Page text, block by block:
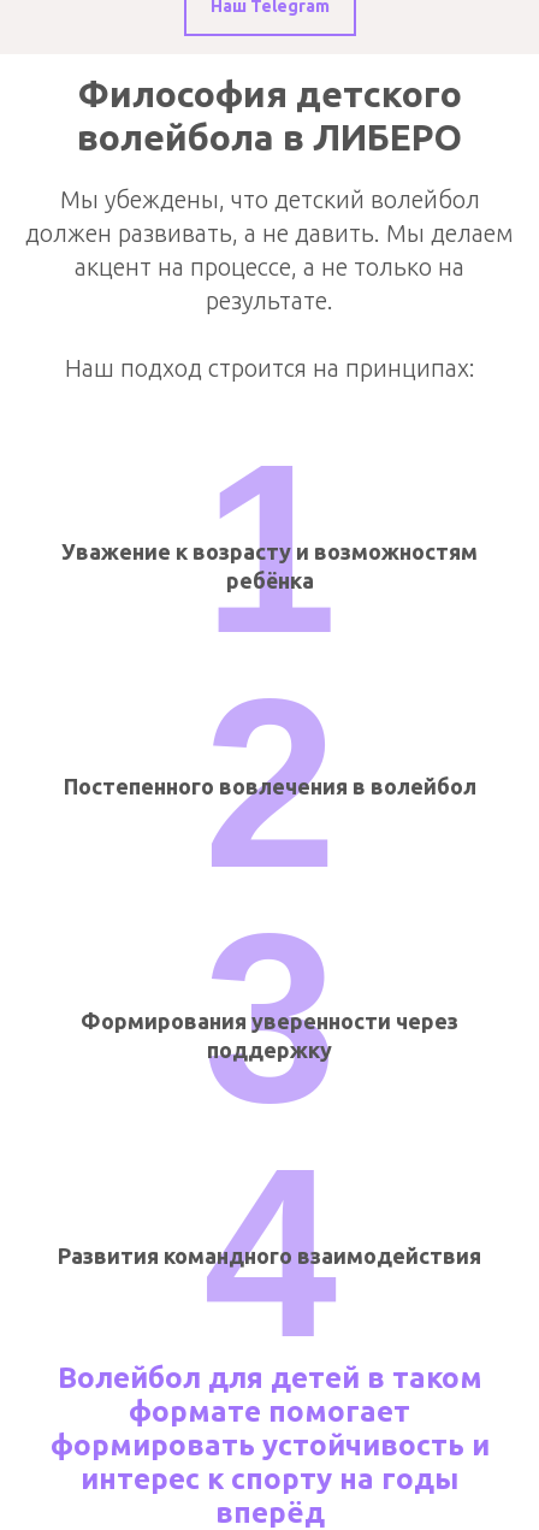
Наш Telegram
Философия детского
волейбола в ЛИБЕРО
Мы убеждены, что детский волейбол
должен развивать, а не давить. Мы делаем
акцент на процессе, а не только на
результате.
Наш подход строится на принципах:
Уважение к возрасту и возможностям
ребёнка
1
Постепенного вовлечения в волейбол
2
Формирования уверенности через
поддержку
3
Развития командного взаимодействия
4
Волейбол для детей в таком
формате помогает
формировать устойчивость и
интерес к спорту на годы
вперёд